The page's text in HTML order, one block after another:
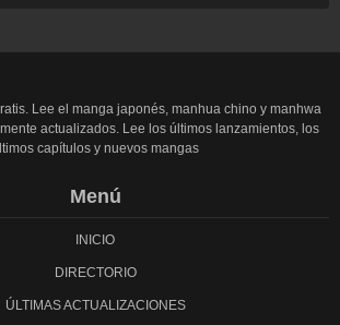
Lee el manga japonés, manhua chino y manhwa
actualizados. Lee los últimos lanzamientos, los
capítulos y nuevos mangas
Menú
INICIO
DIRECTORIO
ÚLTIMAS ACTUALIZACIONES